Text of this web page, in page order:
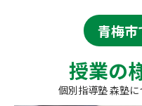
青梅市
授業の
個別指導塾 森塾に